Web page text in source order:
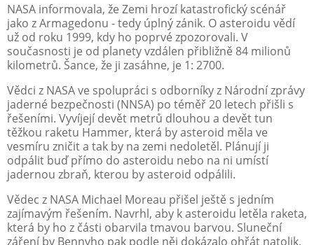
NASA informovala, že Zemi hrozí katastrofický scénář
jako z Armagedonu - tedy úplný zánik. O asteroidu vědí
už od roku 1999, kdy ho poprvé zpozorovali. V
současnosti je od planety vzdálen přibližně 84 milionů
kilometrů. Šance, že ji zasáhne, je 1: 2700.
Vědci z NASA ve spolupráci s odborníky z Národní zprávy
jaderné bezpečnosti (NNSA) po téměř 20 letech přišli s
řešeními. Vyvíjejí devět metrů dlouhou a devět tun
těžkou raketu Hammer, která by asteroid měla ve
vesmíru zničit a tak by na zemi nedoletěl. Plánují ji
odpálit buď přímo do asteroidu nebo na ni umístí
jadernou zbraň, kterou by asteroid odpálili.
Vědec z NASA Michael Moreau přišel ještě s jedním
zajímavým řešením. Navrhl, aby k asteroidu letěla raketa,
která by ho z části obarvila tmavou barvou. Sluneční
záření by Bennyho pak podle něj dokázalo ohřát natolik,